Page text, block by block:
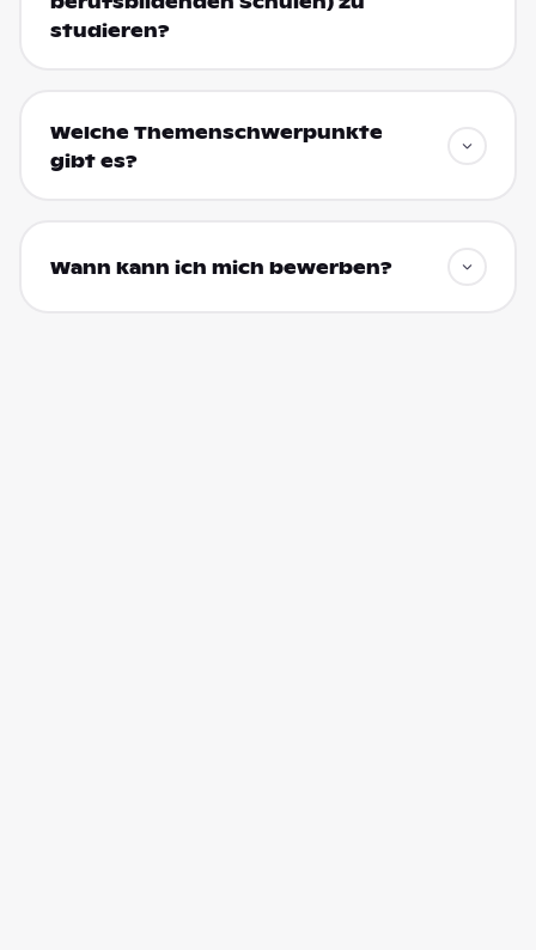
studieren?
Welche Themenschwerpunkte
gibt es?
Wann kann ich mich bewerben?